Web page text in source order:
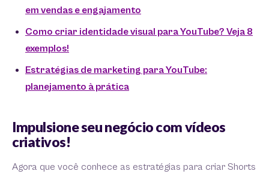
em vendas e engajamento
Como criar identidade visual para YouTube? Veja 8
exemplos!
Estratégias de marketing para YouTube:
planejamento à prática
Impulsione seu negócio com vídeos
criativos!
Agora que você conhece as estratégias para criar Shorts